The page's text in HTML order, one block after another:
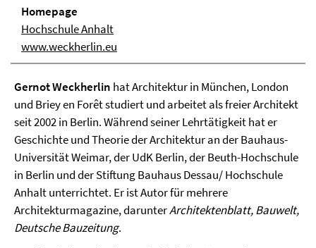
Homepage
Hochschule Anhalt
www.weckherlin.eu
Gernot Weckherlin hat Architektur in München, London
und Briey en Forêt studiert und arbeitet als freier Architekt
seit 2002 in Berlin. Während seiner Lehrtätigkeit hat er
Geschichte und Theorie der Architektur an der Bauhaus-
Universität Weimar, der UdK Berlin, der Beuth-Hochschule
in Berlin und der Stiftung Bauhaus Dessau/ Hochschule
Anhalt unterrichtet. Er ist Autor für mehrere
Architekturmagazine, darunterArchitektenblatt, Bauwelt,
Deutsche Bauzeitung.